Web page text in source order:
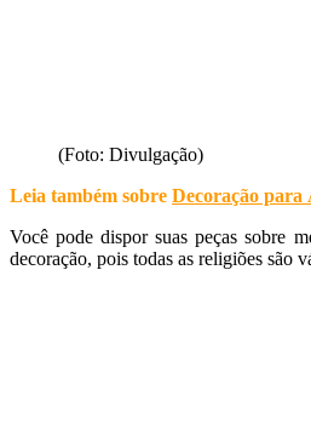
(Foto: Divulgação)
Leia também sobre Decoração para
Você pode dispor suas peças sobre
decoração, pois todas as religiões são